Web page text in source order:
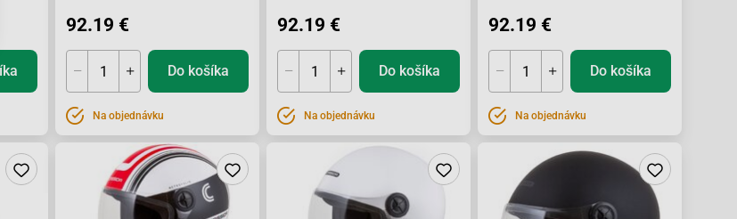
92.19 €
Do košíka
Na objednávku
92.19 €
Do košíka
Na objednávku
92.19 €
Do košíka
Na objednávku